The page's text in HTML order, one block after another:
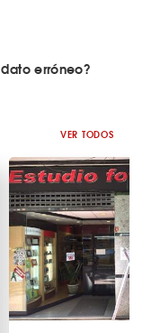
erróneo?
VER TODOS